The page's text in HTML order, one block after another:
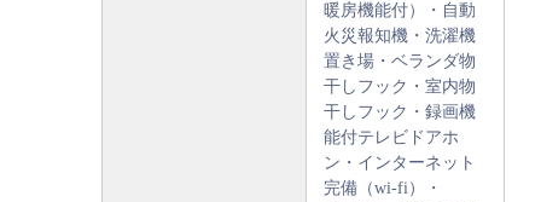
暖房機能付）・自動
火災報知機・洗濯機
置き場・ベランダ物
干しフック・室内物
干しフック・録画機
能付テレビドアホ
ン・インターネット
完備（wi-fi）・